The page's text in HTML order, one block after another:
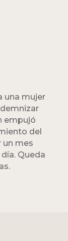
una mujer
empujó
del
un mes
Queda